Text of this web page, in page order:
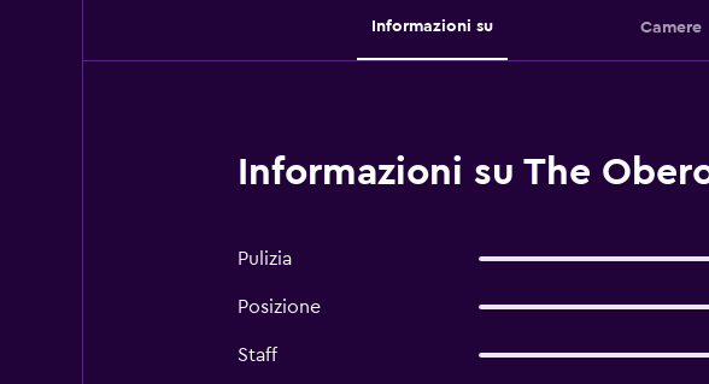
Informazioni su Camere
Informazioni su The
Pulizia
Posizione
Staff